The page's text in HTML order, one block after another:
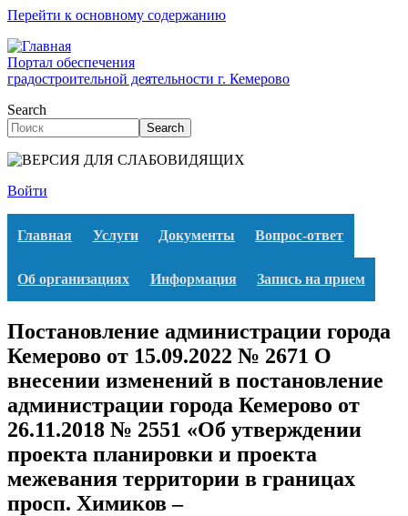
Перейти к основному содержанию
Портал обеспечения
градостроительной деятельности г. Кемерово
Search
Search
Войти
Главная Услуги Документы Вопрос-ответ
Об организациях Информация Запись на прием
Постановление администрации города
Кемерово от 15.09.2022 № 2671 О
внесении изменений в постановление
администрации города Кемерово от
26.11.2018 № 2551 «Об утверждении
проекта планировки и проекта
межевания территории в границах
просп. Химиков –